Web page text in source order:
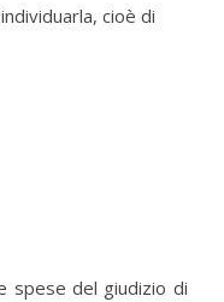
cioè di
spese del giudizio di